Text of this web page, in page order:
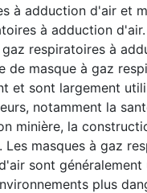
à adduction d'air et
à adduction
gaz respiratoires à
de masque à gaz
et sont largement
notamment la
minière, la
masques à gaz
sont généralement
plus